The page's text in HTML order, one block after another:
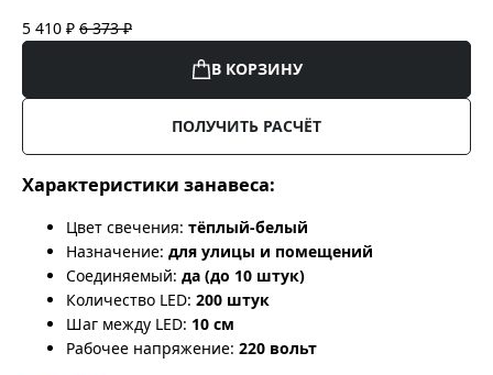
5 410 ₽ 6 373 ₽
В КОРЗИНУ
ПОЛУЧИТЬ РАСЧЁТ
Характеристики занавеса:
Цвет свечения: тёплый-белый
Назначение: для улицы и помещений
Соединяемый: да (до 10 штук)
Количество LED: 200 штук
Шаг между LED: 10 см
Рабочее напряжение: 220 вольт